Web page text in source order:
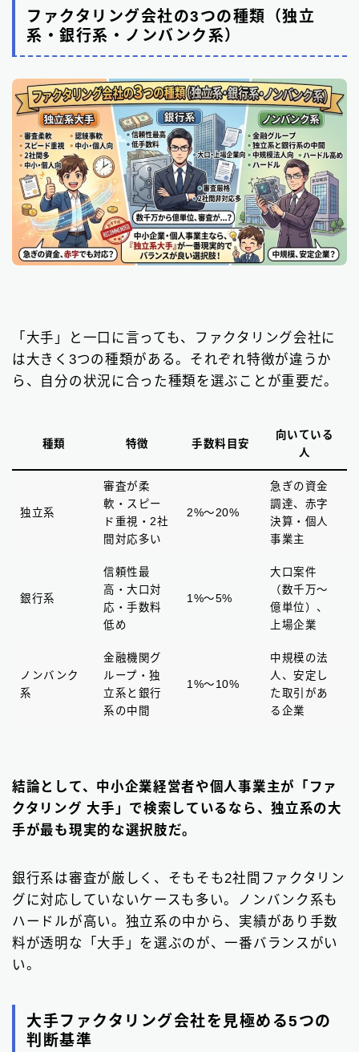
ファクタリング会社の3つの種類（独立
系・銀行系・ノンバンク系）
「大手」と一口に言っても、ファクタリング会社に
は大きく3つの種類がある。それぞれ特徴が違うか
ら、自分の状況に合った種類を選ぶことが重要だ。
種類 特徴 手数料目安
向いている
人
独立系
審査が柔
軟・スピー
ド重視・2社
間対応多い
2%〜20%
急ぎの資金
調達、赤字
決算・個人
事業主
銀行系
信頼性最
高・大口対
応・手数料
低め
1%〜5%
大口案件
（数千万〜
億単位）、
上場企業
ノンバンク
系
金融機関グ
ループ・独
立系と銀行
系の中間
1%〜10%
中規模の法
人、安定し
た取引があ
る企業
結論として、中小企業経営者や個人事業主が「ファ
クタリング 大手」で検索しているなら、独立系の大
手が最も現実的な選択肢だ。
銀行系は審査が厳しく、そもそも2社間ファクタリン
グに対応していないケースも多い。ノンバンク系も
ハードルが高い。独立系の中から、実績があり手数
料が透明な「大手」を選ぶのが、一番バランスがい
い。
大手ファクタリング会社を見極める5つの
判断基準